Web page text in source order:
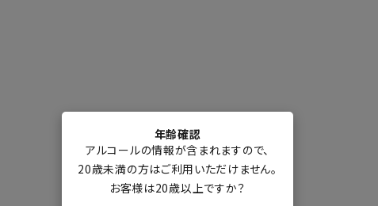
年齢確認
アルコールの情報が含まれますので、
20歳未満の方はご利用いただけません。
お客様は20歳以上ですか？